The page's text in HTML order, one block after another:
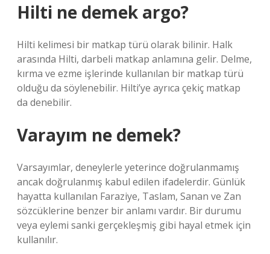
Hilti ne demek argo?
Hilti kelimesi bir matkap türü olarak bilinir. Halk
arasında Hilti, darbeli matkap anlamına gelir. Delme,
kırma ve ezme işlerinde kullanılan bir matkap türü
olduğu da söylenebilir. Hilti’ye ayrıca çekiç matkap
da denebilir.
Varayım ne demek?
Varsayımlar, deneylerle yeterince doğrulanmamış
ancak doğrulanmış kabul edilen ifadelerdir. Günlük
hayatta kullanılan Faraziye, Taslam, Sanan ve Zan
sözcüklerine benzer bir anlamı vardır. Bir durumu
veya eylemi sanki gerçekleşmiş gibi hayal etmek için
kullanılır.